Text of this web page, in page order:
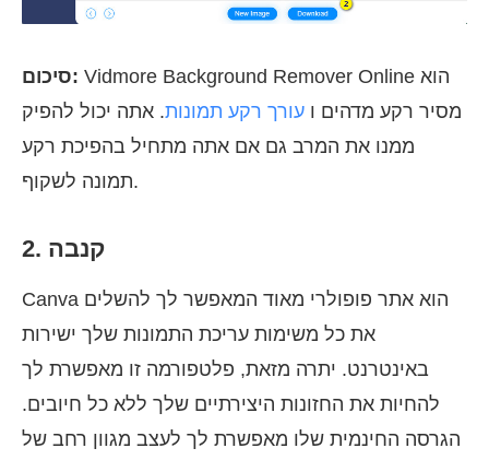
סיכום: Vidmore Background Remover Online הוא
מסיר רקע מדהים ו עורך רקע תמונות. אתה יכול להפיק
ממנו את המרב גם אם אתה מתחיל בהפיכת רקע
תמונה לשקוף.
2. קנבה
Canva הוא אתר פופולרי מאוד המאפשר לך להשלים
את כל משימות עריכת התמונות שלך ישירות
באינטרנט. יתרה מזאת, פלטפורמה זו מאפשרת לך
להחיות את החזונות היצירתיים שלך ללא כל חיובים.
הגרסה החינמית שלו מאפשרת לך לעצב מגוון רחב של